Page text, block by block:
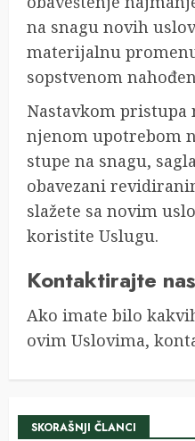
na snagu novih
materijalnu
sopstvenom
Nastavkom pristupa
njenom upotrebom
stupe na snagu,
obavezani
slažete sa novim
koristite Uslugu.
Kontaktirajte nas
Ako imate bilo
ovim Uslovima,
SKORAŠNJI ČLANCI